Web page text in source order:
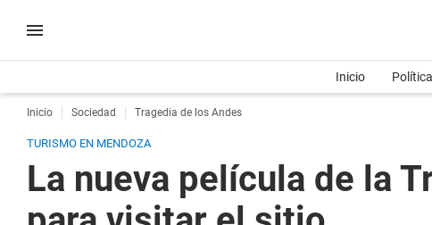
Inicio Política
Inicio Sociedad Tragedia de los Andes
TURISMO EN MENDOZA
La nueva película de la